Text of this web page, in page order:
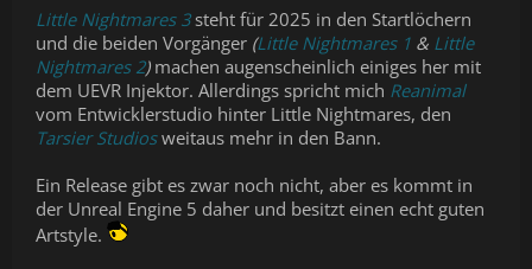
Little Nightmares 3steht für 2025 in den Startlöchern
und die beiden Vorgänger (Little Nightmares 1 & Little
Nightmares 2)machen augenscheinlich einiges her mit
dem UEVR Injektor. Allerdings spricht mich Reanimal
vom Entwicklerstudio hinter Little Nightmares, den
Tarsier Studiosweitaus mehr in den Bann.
Ein Release gibt es zwar noch nicht, aber es kommt in
der Unreal Engine 5 daher und besitzt einen echt guten
Artstyle.